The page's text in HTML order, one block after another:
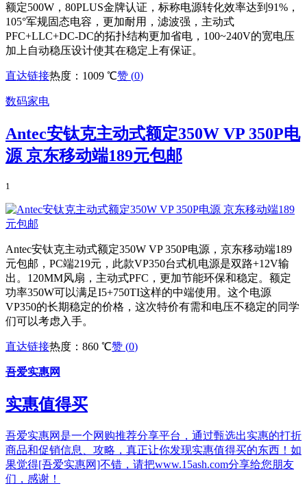
额定500W，80PLUS金牌认证，标称电源转化效率达到91%，
105°军规固态电容，更加耐用，滤波强，主动式
PFC+LLC+DC-DC的拓扑结构更加省电，100~240V的宽电压
加上自动稳压设计使其在稳定上有保证。
直达链接热度：1009 ℃赞 (0)
数码家电
Antec安钛克主动式额定350W VP 350P电
源 京东移动端189元包邮
1
Antec安钛克主动式额定350W VP 350P电源，京东移动端189
元包邮，PC端219元，此款VP350台式机电源是双路+12V输
出。120MM风扇，主动式PFC，更加节能环保和稳定。额定
功率350W可以满足I5+750TI这样的中端使用。这个电源
VP350的长期稳定的价格，这次特价有需和电压不稳定的同学
们可以考虑入手。
直达链接热度：860 ℃赞 (0)
吾爱实惠网
实惠值得买
吾爱实惠网是一个网购推荐分享平台，通过甄选出实惠的打折
商品和促销信息、攻略，真正让你发现实惠值得买的东西！如
果觉得[吾爱实惠网]不错，请把www.15ash.com分享给您朋友
们，感谢！